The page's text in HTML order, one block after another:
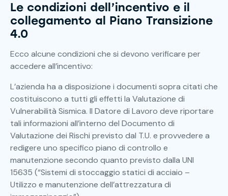
Le condizioni dell’incentivo e il
collegamento al Piano Transizione
4.0
Ecco alcune condizioni che si devono verificare per
accedere all’incentivo:
L’azienda ha a disposizione i documenti sopra citati che
costituiscono a tutti gli effetti la Valutazione di
Vulnerabilità Sismica. Il Datore di Lavoro deve riportare
tali informazioni all’interno del Documento di
Valutazione dei Rischi previsto dal T.U. e provvedere a
redigere uno specifico piano di controllo e
manutenzione secondo quanto previsto dalla UNI
15635 (“Sistemi di stoccaggio statici di acciaio –
Utilizzo e manutenzione dell’attrezzatura di